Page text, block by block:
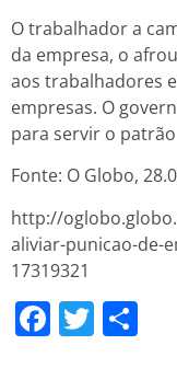
O trabalhador a
da empresa, o
aos trabalhadores
empresas. O
para servir o patrão
Fonte: O Globo,
http://
aliviar-punicao-de-
17319321